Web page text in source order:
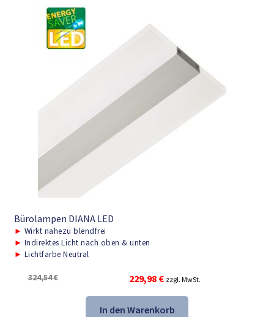
Bürolampen DIANA LED
► Wirkt nahezu blendfrei
► Indirektes Licht nach oben & unten
► Lichtfarbe Neutral
324,54€
Ursprünglicher
Preis
war:
229,98 €Aktueller
Preis
ist:
zzgl. MwSt.
In den Warenkorb